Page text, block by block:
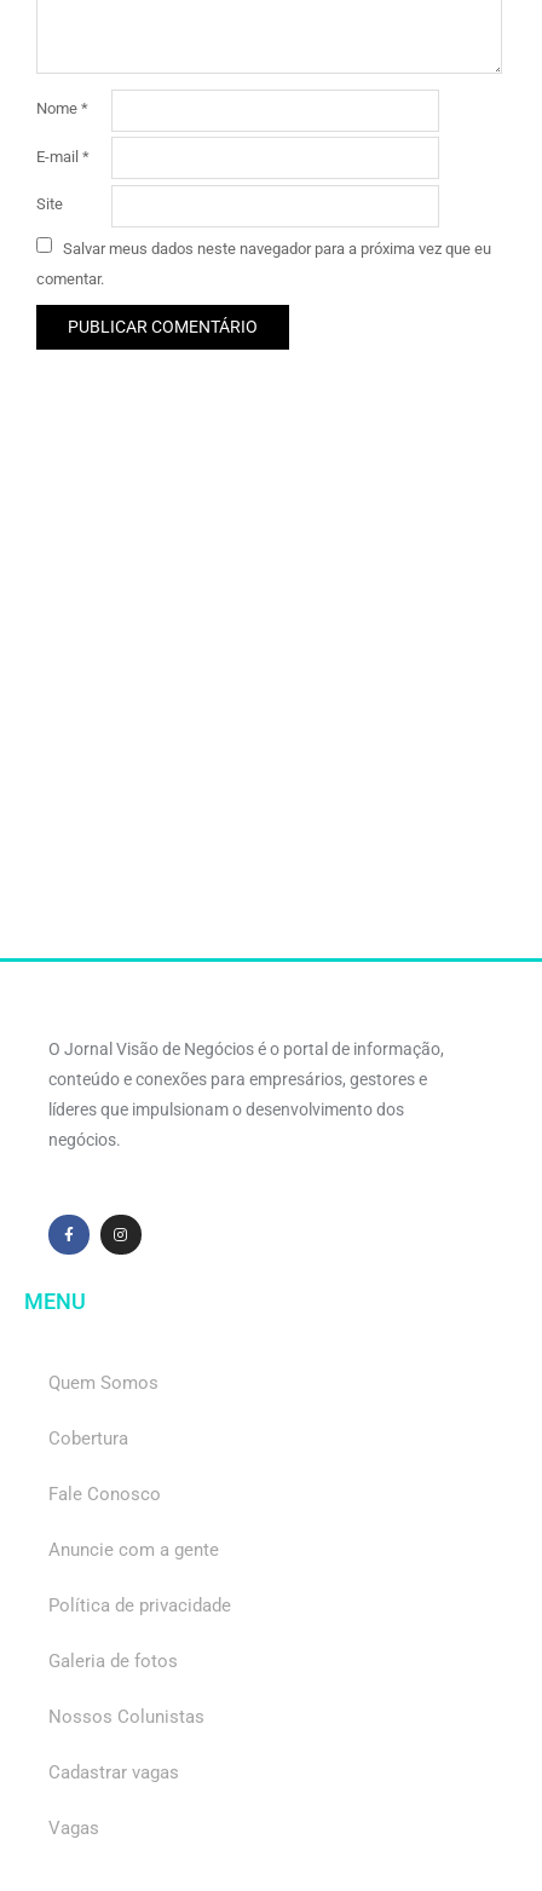
Nome *
E-mail *
Site
Salvar meus dados neste navegador para a próxima vez que eu
comentar.
O Jornal Visão de Negócios é o portal de informação,
conteúdo e conexões para empresários, gestores e
líderes que impulsionam o desenvolvimento dos
negócios.
MENU
Quem Somos
Cobertura
Fale Conosco
Anuncie com a gente
Política de privacidade
Galeria de fotos
Nossos Colunistas
Cadastrar vagas
Vagas